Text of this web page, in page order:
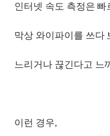
인터넷 속도 측정은 빠
막상 와이파이를 쓰다
느리거나 끊긴다고 느
이런 경우,